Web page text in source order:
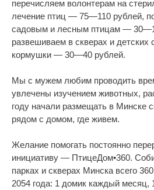
перечисляем волонтерам на
лечение птиц — 75—110 рублей,
садовым и лесным птицам —
развешиваем в скверах и детских
кормушки — 30—40 рублей.
Мы с мужем любим проводить
увлечены изучением животных,
году начали размещать в Минске
рядом с домом, где живем.
Желание помогать постоянно
инициативу — ПтицеДом•360.
парках и скверах Минска всего
2054 года: 1 домик каждый месяц,